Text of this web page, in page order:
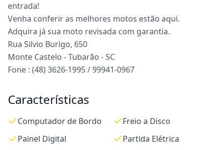
entrada!
Venha conferir as melhores motos estão aqui.
Adquira já sua moto revisada com garantia.
Rua Silvio Burigo, 650
Monte Castelo - Tubarão - SC
Fone : (48) 3626-1995 / 99941-0967
Características
Computador de Bordo
Freio a Disco
Painel Digital
Partida Elétrica